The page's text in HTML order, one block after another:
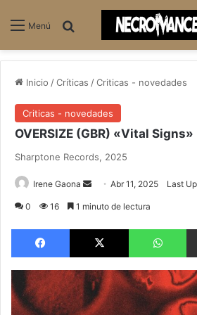
Menú
Inicio /Críticas /Criticas - novedades
Criticas - novedades
OVERSIZE (GBR) «Vital Signs»
Sharptone Records, 2025
Irene Gaona
Send Abr 11, 2025 Last
0 16 1 minuto de lectura
Facebook X